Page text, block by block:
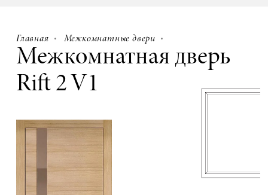
Главная Межкомнатные двери
Межкомнатная дверь
Rift 2 V1